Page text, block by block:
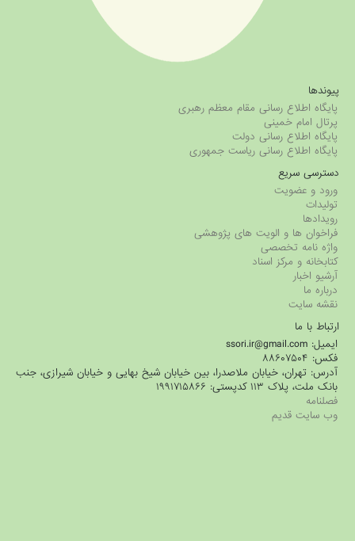
پیوندها
پایگاه اطلاع رسانی مقام معظم رهبری
پرتال امام خمینی
پایگاه اطلاع رسانی دولت
پایگاه اطلاع رسانی ریاست جمهوری
دسترسی سریع
ورود و عضویت
تولیدات
رویدادها
فراخوان ها و الویت های پژوهشی
واژه نامه تخصصی
کتابخانه و مرکز اسناد
آرشیو اخبار
درباره ما
نقشه سایت
ارتباط با ما
ایمیل: ssori.ir@gmail.com
فکس: ۸۸۶۰۷۵۰۴
آدرس: تهران، خیابان ملاصدرا، بین خیابان شیخ بهایی و خیابان شیرازی، جنب
بانک ملت، پلاک ۱۱۳ کدپستی: ۱۹۹۱۷۱۵۸۶۶
فصلنامه
وب سایت قدیم